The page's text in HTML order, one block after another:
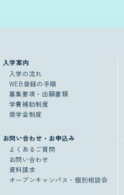
入学案内
入学の流れ
WEB登録の手順
募集要項・出願書類
学費補助制度
奨学金制度
お問い合わせ・お申込み
よくあるご質問
お問い合わせ
資料請求
オープンキャンパス・個別相談会